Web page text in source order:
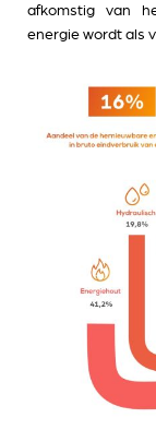
afkomstig van
energie wordt als